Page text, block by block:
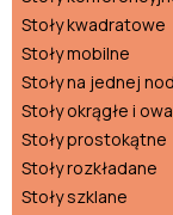
Stoły kwadratowe
Stoły mobilne
Stoły na jednej
Stoły okrągłe i
Stoły prostokątne
Stoły rozkładane
Stoły szklane